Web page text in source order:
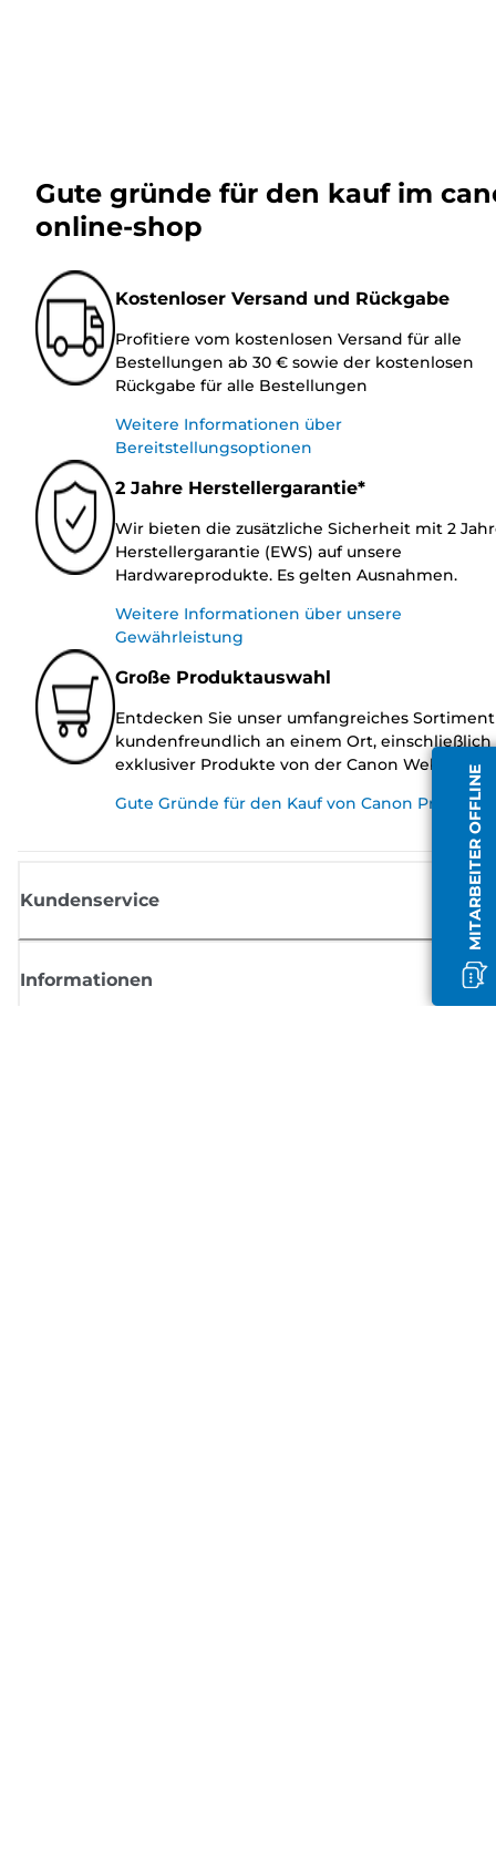
MITARBEITER OFFLINE
Gute gründe für den kauf im
online-shop
Kostenloser Versand und Rückgabe
Profitiere vom kostenlosen Versand für alle
Bestellungen ab 30 € sowie der kostenlosen
Rückgabe für alle Bestellungen
Weitere Informationen über
Bereitstellungsoptionen
2 Jahre Herstellergarantie*
Wir bieten die zusätzliche Sicherheit mit 2
Herstellergarantie (EWS) auf unsere
Hardwareprodukte. Es gelten Ausnahmen.
Weitere Informationen über unsere
Gewährleistung
Große Produktauswahl
Entdecken Sie unser umfangreiches Sortiment
kundenfreundlich an einem Ort, einschließlich
exklusiver Produkte von der Canon Website.
Gute Gründe für den Kauf von Canon
Kundenservice
Informationen